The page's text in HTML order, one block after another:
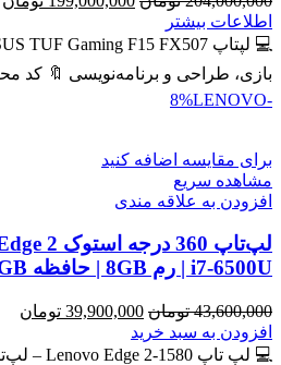
204,000,000 تومان
اطلاعات بیشتر
بازی، طراحی و برنامه‌نویسی 🔖 کد محصول:
-8%
LENOVO
برای مقایسه اضافه کنید
مشاهده سریع
افزودن به علاقه مندی
i7-6500U | رم 8GB | حافظه SSD 256GB لمسی
43,600,000 تومان قیمت
اصلی
43,600,000 تومان
39,900,000 تومان
افزودن به سبد خرید